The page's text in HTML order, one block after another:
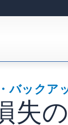
バックア
失